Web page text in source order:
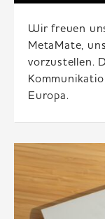
Wir freuen
MetaMate,
vorzustellen.
Europa.